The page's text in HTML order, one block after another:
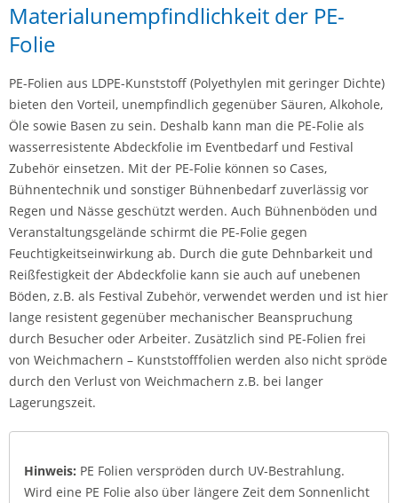
Materialunempfindlichkeit der PE-
Folie
PE-Folien aus LDPE-Kunststoff (Polyethylen mit geringer Dichte)
bieten den Vorteil, unempfindlich gegenüber Säuren, Alkohole,
Öle sowie Basen zu sein. Deshalb kann man die PE-Folie als
wasserresistente Abdeckfolie im Eventbedarf und Festival
Zubehör einsetzen. Mit der PE-Folie können so Cases,
Bühnentechnik und sonstiger Bühnenbedarf zuverlässig vor
Regen und Nässe geschützt werden. Auch Bühnenböden und
Veranstaltungsgelände schirmt die PE-Folie gegen
Feuchtigkeitseinwirkung ab. Durch die gute Dehnbarkeit und
Reißfestigkeit der Abdeckfolie kann sie auch auf unebenen
Böden, z.B. als Festival Zubehör, verwendet werden und ist hier
lange resistent gegenüber mechanischer Beanspruchung
durch Besucher oder Arbeiter. Zusätzlich sind PE-Folien frei
von Weichmachern – Kunststofffolien werden also nicht spröde
durch den Verlust von Weichmachern z.B. bei langer
Lagerungszeit.
Hinweis: PE Folien verspröden durch UV-Bestrahlung.
Wird eine PE Folie also über längere Zeit dem Sonnenlicht